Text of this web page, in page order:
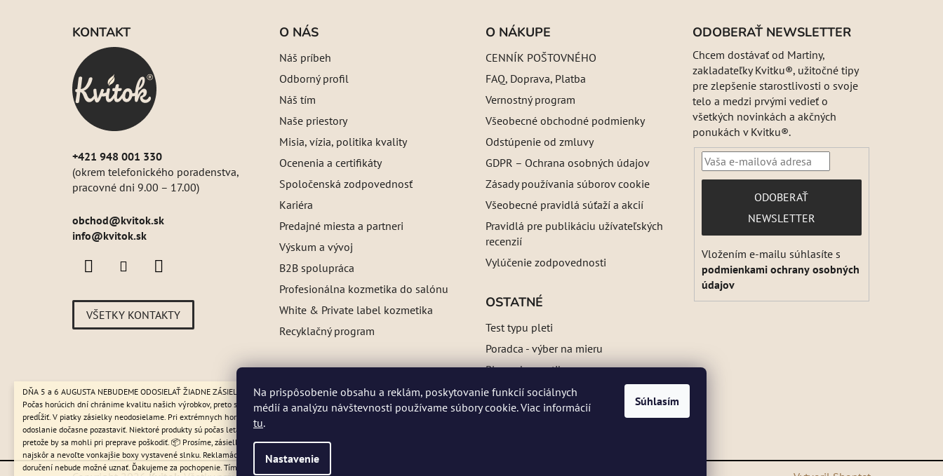
Na prispôsobenie obsahu a reklám, poskytovanie funkcií sociálnych
médií a analýzu návštevnosti používame súbory cookie. Viac informácií
tu.
Nastavenie
Súhlasím
DŇA 5 a 6 AUGUSTA NEBUDEME ODOSIELAŤ ŽIADNE ZÁSIELKY. ☀️ Letná prevádzka:
Počas horúcich dní chránime kvalitu našich výrobkov, preto sa môže dodanie mierne
predĺžiť. V piatky zásielky neodosielame. Pri extrémnych horúčavách môžeme
odoslanie dočasne pozastaviť. Niektoré produkty sú počas leta dočasne nedostupné,
pretože by sa mohli pri preprave poškodiť. 📦 Prosíme, zásielku si vyzdvihnite čo
najskôr a nevoľte vonkajšie boxy vystavené slnku. Reklamácie poškodenia teplom po
doručení nebude možné uznať. Ďakujeme za pochopenie. Tím Kvitok 💚
KONTAKT
+421 948 001 330
(okrem telefonického poradenstva,
pracovné dni 9.00 – 17.00)
obchod@kvitok.sk
info@kvitok.sk
VŠETKY KONTAKTY
O NÁS
Náš príbeh
Odborný profil
Náš tím
Naše priestory
Misia, vízia, politika kvality
Ocenenia a certifikáty
Spoločenská zodpovednosť
Kariéra
Predajné miesta a partneri
Výskum a vývoj
B2B spolupráca
Profesionálna kozmetika do salónu
White & Private label kozmetika
Recyklačný program
O NÁKUPE
CENNÍK POŠTOVNÉHO
FAQ, Doprava, Platba
Vernostný program
Všeobecné obchodné podmienky
Odstúpenie od zmluvy
GDPR – Ochrana osobných údajov
Zásady používania súborov cookie
Všeobecné pravidlá súťaží a akcií
Pravidlá pre publikáciu užívateľských
recenzií
Vylúčenie zodpovednosti
OSTATNÉ
Test typu pleti
Poradca - výber na mieru
Blog o kozmetike
Referencie
ODOBERAŤ NEWSLETTER
Chcem dostávať od Martiny,
zakladateľky Kvitku®, užitočné tipy
pre zlepšenie starostlivosti o svoje
telo a medzi prvými vedieť o
všetkých novinkách a akčných
ponukách v Kvitku®.
PRIHLÁSIŤ
SA
ODOBERAŤ
NEWSLETTER
Vložením e-mailu súhlasíte s
podmienkami ochrany osobných
údajov